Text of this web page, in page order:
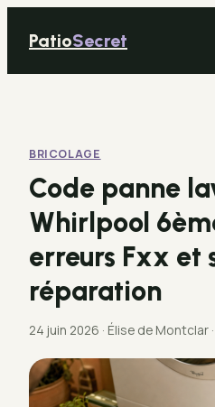
PatioSecret
Bricolage
Déco
Immobilier
Jardinage
BRICOLAGE
Code panne
Whirlpool
erreurs Fxx et
réparation
24 juin 2026 · Élise de Montclar ·